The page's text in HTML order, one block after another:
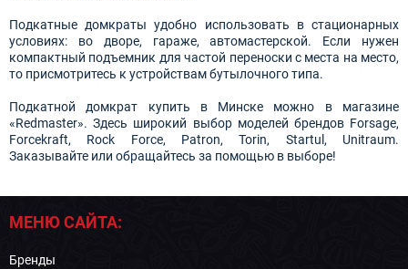
Подкатные домкраты удобно использовать в стационарных
условиях: во дворе, гараже, автомастерской. Если нужен
компактный подъемник для частой переноски с места на место,
то присмотритесь к устройствам бутылочного типа.
Подкатной домкрат купить в Минске можно в магазине
«Redmaster». Здесь широкий выбор моделей брендов Forsage,
Forcekraft, Rock Force, Patron, Torin, Startul, Unitraum.
Заказывайте или обращайтесь за помощью в выборе!
МЕНЮ САЙТА:
Бренды